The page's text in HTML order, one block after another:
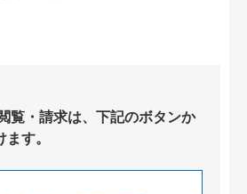
覧・請求は、下記のボタンか
す。